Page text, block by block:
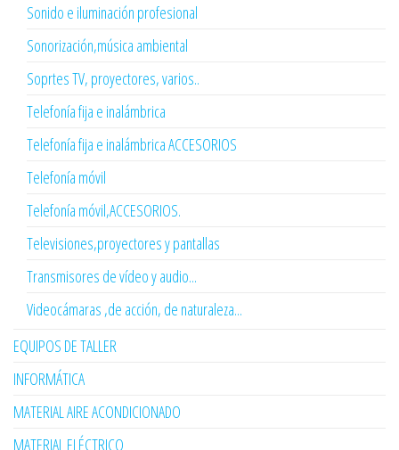
Sonido e iluminación profesional
Sonorización,música ambiental
Soprtes TV, proyectores, varios..
Telefonía fija e inalámbrica
Telefonía fija e inalámbrica ACCESORIOS
Telefonía móvil
Telefonía móvil,ACCESORIOS.
Televisiones,proyectores y pantallas
Transmisores de vídeo y audio...
Videocámaras ,de acción, de naturaleza...
EQUIPOS DE TALLER
INFORMÁTICA
MATERIAL AIRE ACONDICIONADO
MATERIAL ELÉCTRICO